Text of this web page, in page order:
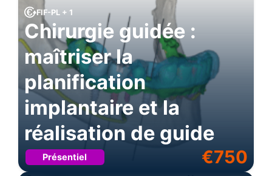
FIF-PL + 1
Chirurgie guidée :
maîtriser la
planification
implantaire et la
réalisation de guide
Présentiel €750